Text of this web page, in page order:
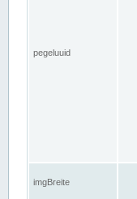
pegeluuid
imgBreite